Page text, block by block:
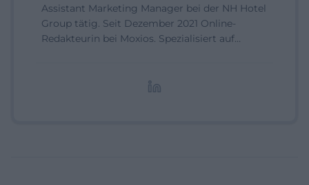
Assistant Marketing Manager bei der NH Hotel
Group tätig. Seit Dezember 2021 Online-
Redakteurin bei Moxios. Spezialisiert auf